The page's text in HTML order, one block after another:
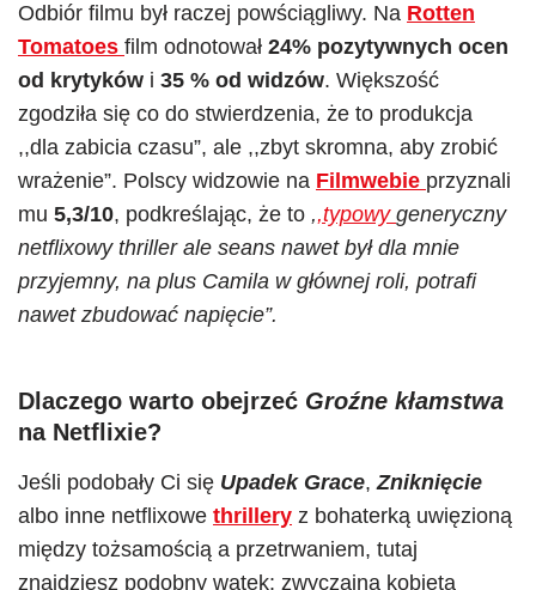
Odbiór filmu był raczej powściągliwy. Na Rotten
Tomatoes film odnotował 24% pozytywnych ocen
od krytyków i 35 % od widzów. Większość
zgodziła się co do stwierdzenia, że to produkcja
,,dla zabicia czasu”, ale ,,zbyt skromna, aby zrobić
wrażenie”. Polscy widzowie na Filmwebie przyznali
mu 5,3/10, podkreślając, że to ,,typowy generyczny
netflixowy thriller ale seans nawet był dla mnie
przyjemny, na plus Camila w głównej roli, potrafi
nawet zbudować napięcie”.
Dlaczego warto obejrzeć Groźne kłamstwa
na Netflixie?
Jeśli podobały Ci się Upadek Grace,Zniknięcie
albo inne netflixowe thrillery z bohaterką uwięzioną
między tożsamością a przetrwaniem, tutaj
znajdziesz podobny wątek: zwyczajna kobieta